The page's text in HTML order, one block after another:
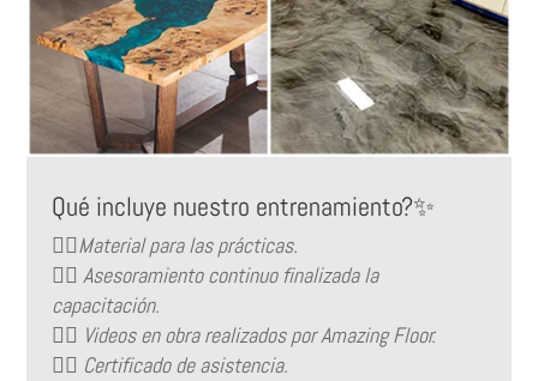
Qué incluye nuestro entrenamiento?✨
👉🏻Material para las prácticas.
👉🏻 Asesoramiento continuo finalizada la
capacitación.
👉🏻 Videos en obra realizados por Amazing Floor.
👉🏻 Certificado de asistencia.